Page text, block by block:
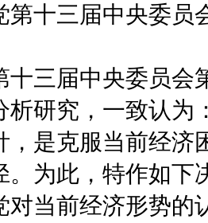
第十三届中央委
十三届中央委员会
析研究，一致认为
，是克服当前经济
。为此，特作如下
对当前经济形势的